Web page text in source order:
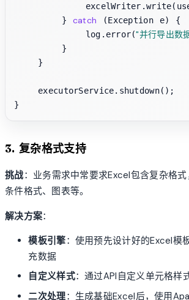
        }
catch (Exception e) {
            log.error(
"并行导出数
        }
    }
    executorService.shutdown();
3. 复杂格式支持
挑战：业务需求中常要求Excel包含复杂格式
条件格式、图表等。
解决方案：
模板引擎：使用预先设计好的Excel模
充数据
自定义样式：通过API自定义单元格样
二次处理：生成基础Excel后，使用